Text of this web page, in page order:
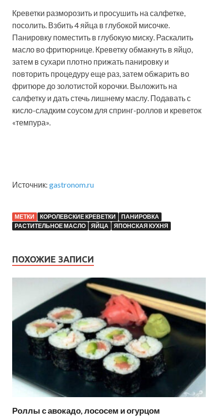
Креветки разморозить и просушить на салфетке,
посолить. Взбить 4 яйца в глубокой мисочке.
Панировку поместить в глубокую миску. Раскалить
масло во фритюрнице. Креветку обмакнуть в яйцо,
затем в сухари плотно прижать панировку и
повторить процедуру еще раз, затем обжарить во
фритюре до золотистой корочки. Выложить на
салфетку и дать стечь лишнему маслу. Подавать с
кисло-сладким соусом для спринг-роллов и креветок
«темпура».
Источник: gastronom.ru
МЕТКИ КОРОЛЕВСКИЕ КРЕВЕТКИ
ПАНИРОВКА
РАСТИТЕЛЬНОЕ МАСЛО
ЯЙЦА ЯПОНСКАЯ КУХНЯ
ПОХОЖИЕ ЗАПИСИ
Роллы с авокадо, лососем и огурцом